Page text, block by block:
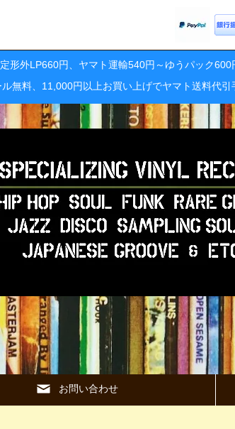
形外LP660円、ヤマト運輸540円～ゆうパック600
無料、11,000円以上お買い上げでヤマト送料代引
お問い合わせ